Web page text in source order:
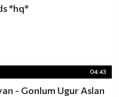
*hq*
04:43
- Gonlum Ugur Aslan